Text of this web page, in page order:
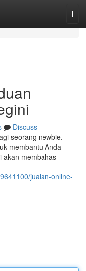
Discuss
seorang newbie.
membantu Anda
akan membahas
jualan-online-